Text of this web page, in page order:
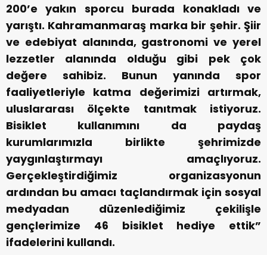
200’e yakın sporcu burada konakladı ve
yarıştı. Kahramanmaraş marka bir şehir. Şiir
ve edebiyat alanında, gastronomi ve yerel
lezzetler alanında olduğu gibi pek çok
değere sahibiz. Bunun yanında spor
faaliyetleriyle katma değerimizi artırmak,
uluslararası ölçekte tanıtmak istiyoruz.
Bisiklet kullanımını da paydaş
kurumlarımızla birlikte şehrimizde
yaygınlaştırmayı amaçlıyoruz.
Gerçekleştirdiğimiz organizasyonun
ardından bu amacı taçlandırmak için sosyal
medyadan düzenlediğimiz çekilişle
gençlerimize 46 bisiklet hediye ettik”
ifadelerini kullandı.